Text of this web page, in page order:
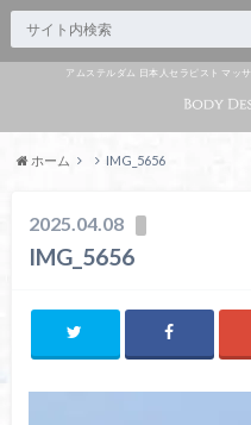
アムステルダム 日本人セラピスト マ
ホーム IMG_5656
2025.04.08
IMG_5656